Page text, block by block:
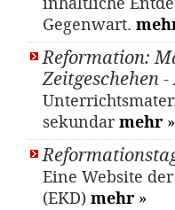
Gegenwart.
Reformation:
Zeitgeschehen
sekundarmehr »
Eine Website
(EKD) mehr »